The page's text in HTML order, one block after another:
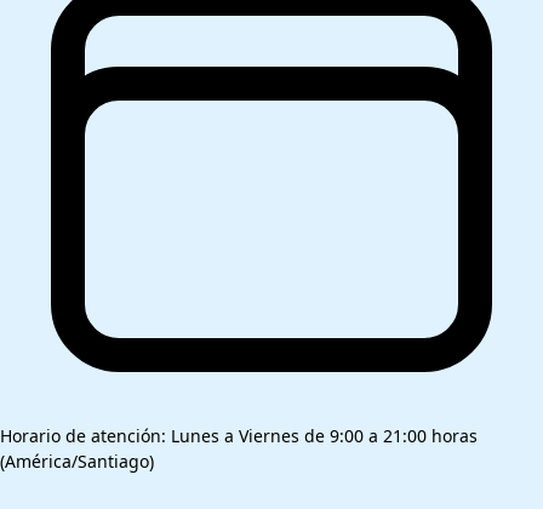
Horario de atención: Lunes a Viernes de 9:00 a 21:00 horas
(América/Santiago)